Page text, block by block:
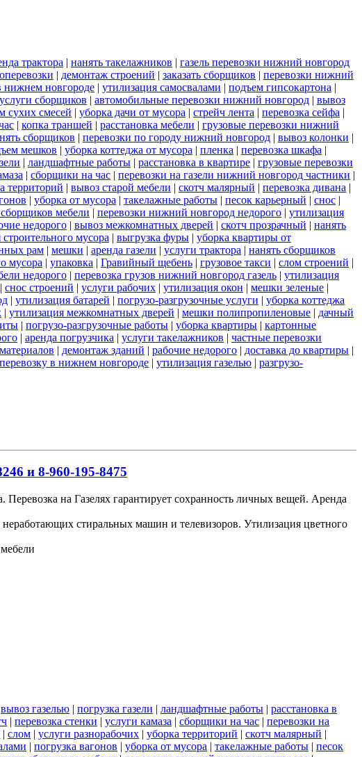
трактора | нанять такелажников | газель перевозки нижний новгород
| демонтаж строений | заказать сборщиков | перевозки нижний
нижнем новгороде | утилизация самосвалами | подъем гипсокартона |
услуги сборщиков | автомобильные перевозки нижний новгород | вывоз
сухих смесей | уборка дачи от мусора | стрейч лента | перевозка сейфа |
| копка траншей | расстановка мебели | грузовые перевозки нижний
сборщиков | перевозки по городу нижний новгород | вывоз колонки |
мешков | уборка коттеджа от мусора | пленка | перевозка шкафа |
| ландшафтные работы | расстановка в квартире | грузовые перевозки
| сборщики на час | перевозки на газели нижний новгород частники |
территорий | вывоз старой мебели | скотч малярный | перевозка дивана |
| уборка от мусора | такелажные работы | песок карьерный | снос |
мебели | перевозки нижний новгород недорого | утилизация
недорого | вывоз межкомнатных дверей | скотч прозрачный | нанять
мусора | выгрузка фуры | уборка квартиры от
рам | мешки | аренда газели | услуги трактора | нанять сборщиков
мусора | упаковка | Гравийный щебень | грузовое такси | слом строений |
недорого | перевозка грузов нижний новгород газель | утилизация
| снос строений | услуги рабочих | утилизация окон | мешки зеленые |
| утилизация батарей | погрузо-разгрузочные услуги | уборка коттеджа
| утилизация межкомнатных дверей | мешки полипропиленовые | дачный
| погрузо-разгрузочные работы | уборка квартиры | картонные
| аренда погрузчика | услуги такелажников | частные перевозки
| демонтаж зданий | рабочие недорого | доставка до квартиры |
перевозку в нижнем новгороде | утилизация газелью | разгрузо-
и 8-960-195-8475
на Газелях гарантирует сохранность личных вещей. Аренда
стиральных машин и телевизоров. Утилизация цветного
вывоз газелью | погрузка газели | ландшафтные работы | расстановка в
| перевозка стенки | услуги камаза | сборщики на час | перевозки на
| слом | услуги разнорабочих | уборка территорий | скотч малярный |
| погрузка вагонов | уборка от мусора | такелажные работы | песок